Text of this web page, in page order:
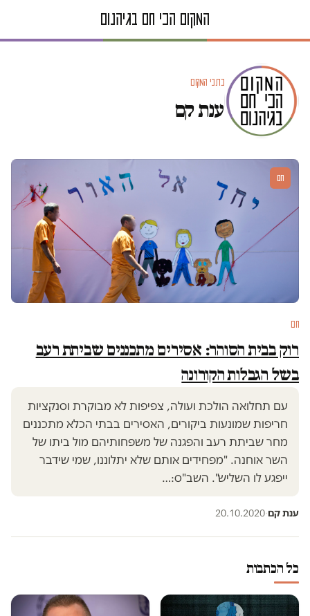
כתבי המקום
ענת קם
חם
חם
רוק בבית הסוהר: אסירים מתכננים שביתת רעב
בשל הגבלות הקורונה
עם תחלואה הולכת ועולה, צפיפות לא מבוקרת וסנקציות
חריפות שמונעות ביקורים, האסירים בבתי הכלא מתכננים
מחר שביתת רעב והפגנה של משפחותיהם מול ביתו של
השר אוחנה. "מפחידים אותם שלא יתלוננו, שמי שידבר
ייפגע לו השליש". השב"ס:…
ענת קם·
20.10.2020
כל הכתבות